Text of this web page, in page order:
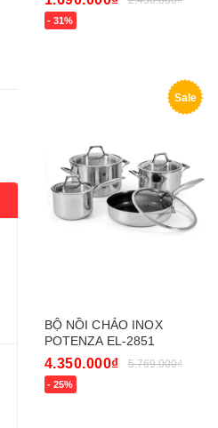
- 31%
Sale
BỘ NỒI CHẢO INOX
POTENZA EL-2851
4.350.000₫ 5.769.000₫
- 25%